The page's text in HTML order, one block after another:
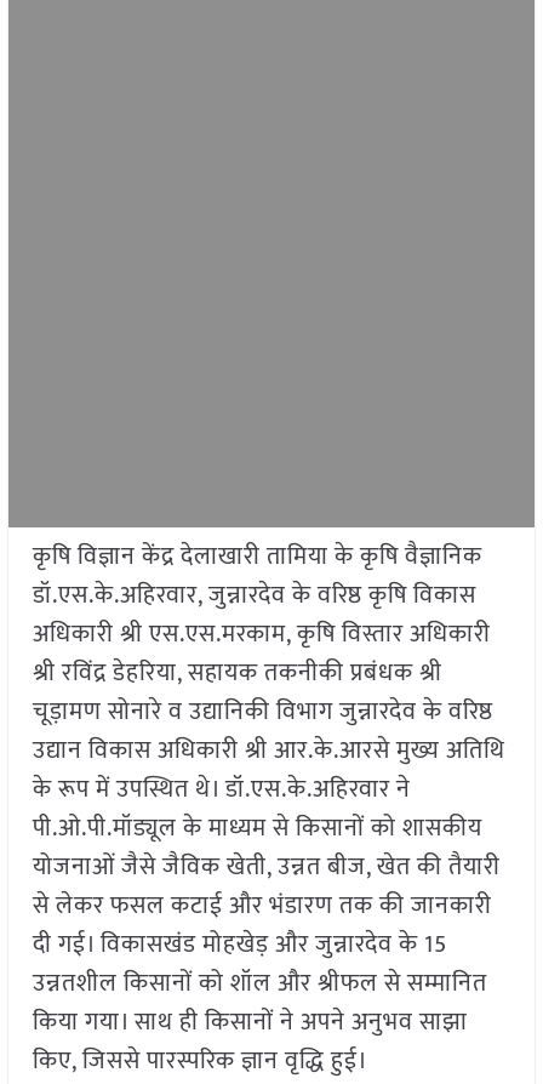
कृषि विज्ञान केंद्र देलाखारी तामिया के कृषि वैज्ञानिक
डॉ.एस.के.अहिरवार, जुन्नारदेव के वरिष्ठ कृषि विकास
अधिकारी श्री एस.एस.मरकाम, कृषि विस्तार अधिकारी
श्री रविंद्र डेहरिया, सहायक तकनीकी प्रबंधक श्री
चूड़ामण सोनारे व उद्यानिकी विभाग जुन्नारदेव के वरिष्ठ
उद्यान विकास अधिकारी श्री आर.के.आरसे मुख्य अतिथि
के रूप में उपस्थित थे। डॉ.एस.के.अहिरवार ने
पी.ओ.पी.मॉड्यूल के माध्यम से किसानों को शासकीय
योजनाओं जैसे जैविक खेती, उन्नत बीज, खेत की तैयारी
से लेकर फसल कटाई और भंडारण तक की जानकारी
दी गई। विकासखंड मोहखेड़ और जुन्नारदेव के 15
उन्नतशील किसानों को शॉल और श्रीफल से सम्मानित
किया गया। साथ ही किसानों ने अपने अनुभव साझा
किए, जिससे पारस्परिक ज्ञान वृद्धि हुई।